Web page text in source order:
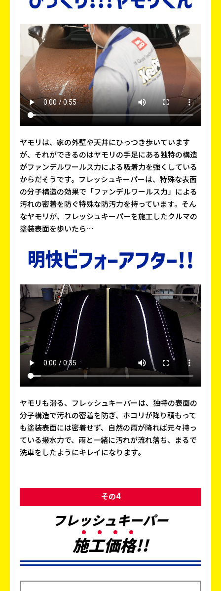
ヤモリは、家の外壁や天井にひっつき歩いています
が、それができるのはヤモリの手足にある独特の構造
がファンデルワールス力による吸着力を強くしている
からだそうです。フレッシュキーパーは、特殊な表面
の分子構造の効果で「ファンデルワールス力」による
汚れの密着を防ぐ特殊な防汚力を持っています。そん
なヤモリが、フレッシュキーパーを施工したクルマの
塗装表面を歩いたら…
ヤモリも滑る、フレッシュキーパーは、独特の表面の
分子構造で汚れの密着を防ぎ、ホコリが降り積もって
も塗装表面には密着せず、自然の雨が降れば元々持っ
ている撥水力で、雨と一緒に汚れが流れ落ち、まるで
洗車をしたようにキレイになります。
その4
フレッシュキーパー
施工価格!!